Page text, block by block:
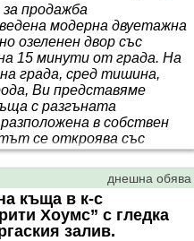
продажба
модерна двуетажна
озеленен двор със
15 минути от града. На
града, сред тишина,
Ви представяме
с разгъната
в собствен
се откроява със
архитектура, като
всички изисквания на
да осигури максимален
днешна обява
къща в к-с
Хоумс” с гледка
залив.